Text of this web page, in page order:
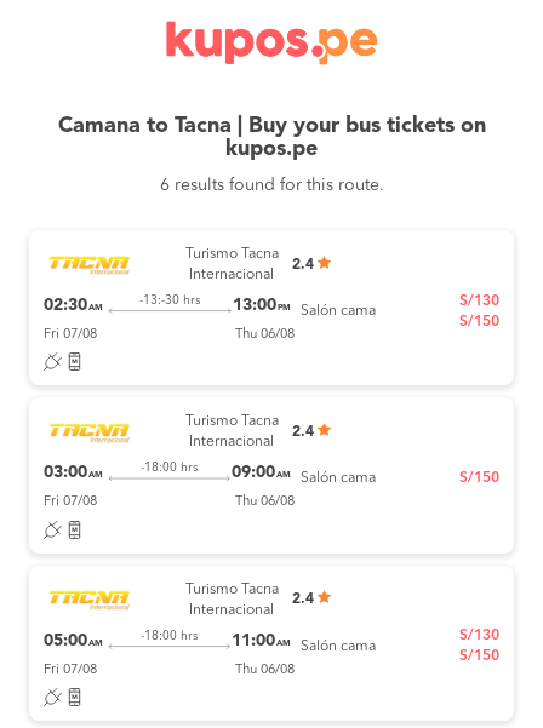
Camana to Tacna | Buy your bus tickets on
kupos.pe
6 results found for this route.
Turismo Tacna
Internacional
2.4
02:30AM
-13:-30 hrs 13:00 PM
Fri 07/08 Thu 06/08
Salón cama
S/130
S/150
Turismo Tacna
Internacional
2.4
03:00AM
-18:00 hrs 09:00AM
Fri 07/08 Thu 06/08
Salón cama S/150
Turismo Tacna
Internacional
2.4
05:00AM
-18:00 hrs 11:00AM
Fri 07/08 Thu 06/08
Salón cama
S/130
S/150